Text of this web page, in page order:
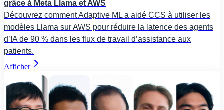
grâce à Meta Llama et AWS
Découvrez comment Adaptive ML a aidé CCS à utiliser les
modèles Llama sur AWS pour réduire la latence des agents
d’IA de 90 % dans les flux de travail d’assistance aux
patients.
Afficher